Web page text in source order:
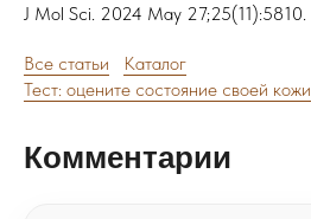
J Mol Sci. 2024 May 27;25(11):5810.
Все статьи
Каталог
Тест: оцените состояние своей кожи
Комментарии